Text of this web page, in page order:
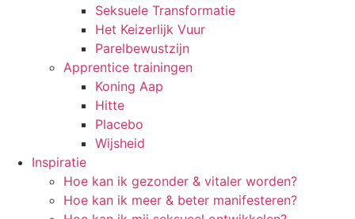
Seksuele Transformatie
Het Keizerlijk Vuur
Parelbewustzijn
Apprentice trainingen
Koning Aap
Hitte
Placebo
Wijsheid
Inspiratie
Hoe kan ik gezonder & vitaler worden?
Hoe kan ik meer & beter manifesteren?